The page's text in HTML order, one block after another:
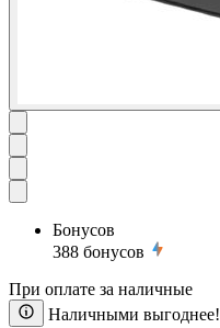
Бонусов
388 бонусов
При оплате за наличные
Наличными выгоднее!